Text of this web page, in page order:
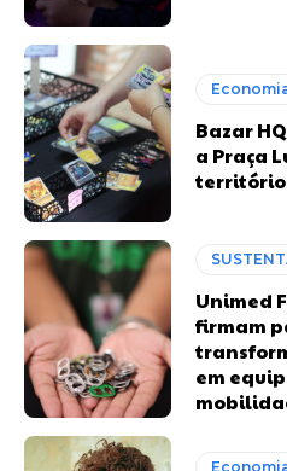
Bazar
a Praça
território
Unimed
firmam
em